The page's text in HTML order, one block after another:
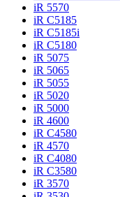
iR 5570
iR C5185
iR C5185i
iR C5180
iR 5075
iR 5065
iR 5055
iR 5020
iR 5000
iR 4600
iR C4580
iR 4570
iR C4080
iR C3580
iR 3570